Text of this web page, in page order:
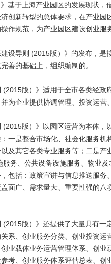
基于上海产业园区的发展现状，
创新转型的总体要求，在产业园
作规范，为产业园区建设创业服
设导则 (2015版）》的发布，
善的基础上，组织编制的。
(2015版）》适用于全市各类经
为企业提供协调管理、投资运营
(2015版）》以园区运营为本体
一是整合市场化、社会化服务机
及其它各类专业服务等；二是
务、公共设备设施服务、物业
包括：政策宣讲与信息推送服务
面广、需求量大、重要性强的
(2015版）》还提供了大量具有
系、创业服务分类、创业投资
业载体业务运营管理体系、创
考、创业服务体系评估总表、